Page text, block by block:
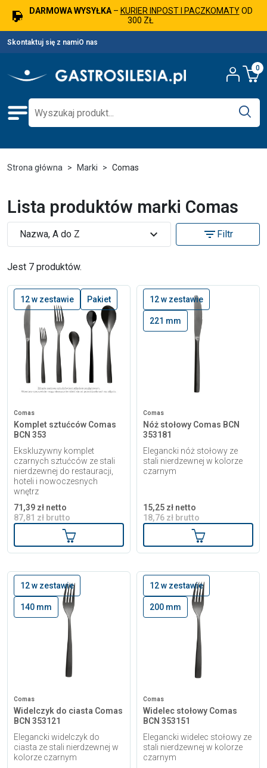
DARMOWA WYSYŁKA– KURIER INPOST I PACZKOMATYOD
300 ZŁ
Skontaktuj się z namiO nas
0
Strona główna Marki Comas
Lista produktów marki Comas
Jest 7 produktów.
Nazwa, A do Z expand_more filter_list Filtr
12 w zestawie Pakiet
Comas
Komplet sztućców Comas
BCN 353
Ekskluzywny komplet
czarnych sztućców ze stali
nierdzewnej do restauracji,
hoteli i nowoczesnych
wnętrz
71,39 zł netto
87,81 zł brutto
Dodaj do koszyka
12 w zestawie
221 mm
Comas
Nóż stołowy Comas BCN
353181
Elegancki nóż stołowy ze
stali nierdzewnej w kolorze
czarnym
15,25 zł netto
18,76 zł brutto
Dodaj do
12 w zestawie
140 mm
Comas
Widelczyk do ciasta Comas
BCN 353121
Elegancki widelczyk do
ciasta ze stali nierdzewnej w
kolorze czarnym
12 w zestawie
200 mm
Comas
Widelec stołowy Comas
BCN 353151
Elegancki widelec stołowy ze
stali nierdzewnej w kolorze
czarnym